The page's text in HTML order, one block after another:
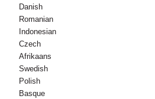
Danish
Romanian
Indonesian
Czech
Afrikaans
Swedish
Polish
Basque